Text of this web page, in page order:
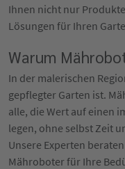
Ihnen nicht nur
Lösungen für Ihren
Warum
In der malerischen
gepflegter Garten ist.
alle, die Wert auf einen
legen, ohne selbst Zeit
Unsere Experten
Mähroboter für Ihre